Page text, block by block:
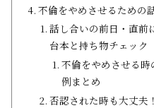
不倫をやめさせるための
話し合いの前日・直前
台本と持ち物チェック
不倫をやめさせる
例まとめ
否認された時も大丈夫